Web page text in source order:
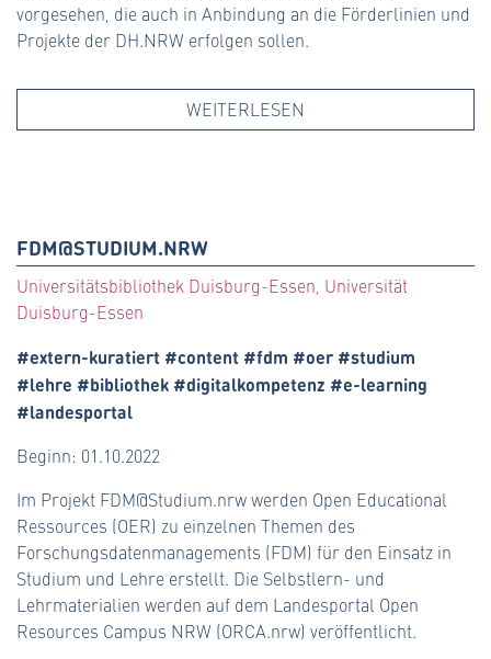
vorgesehen, die auch in Anbindung an die Förderlinien und
Projekte der DH.NRW erfolgen sollen.
WEITERLESEN
FDM@STUDIUM.NRW
Universitätsbibliothek Duisburg-Essen, Universität
Duisburg-Essen
#extern-kuratiert #content #fdm #oer #studium
#lehre #bibliothek #digitalkompetenz #e-learning
#landesportal
Beginn: 01.10.2022
Im Projekt FDM@Studium.nrw werden Open Educational
Ressources (OER) zu einzelnen Themen des
Forschungsdatenmanagements (FDM) für den Einsatz in
Studium und Lehre erstellt. Die Selbstlern- und
Lehrmaterialien werden auf dem Landesportal Open
Resources Campus NRW (ORCA.nrw) veröffentlicht.